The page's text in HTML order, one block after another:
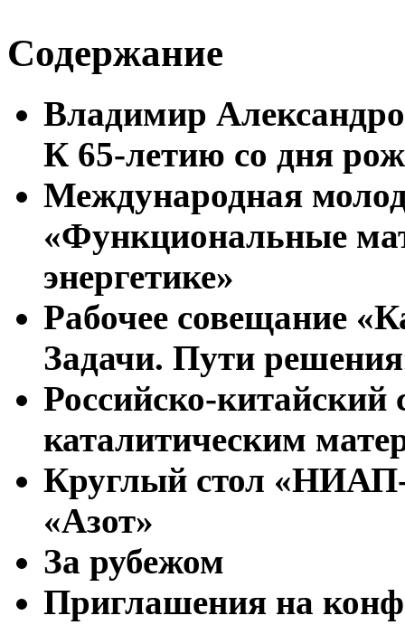
Содержание
Владимир
К 65-летию со дня
Международная
«Функциональные
энергетике»
Рабочее совещание
Задачи. Пути
Российско-
каталитическим
Круглый стол
«Азот»
За рубежом
Приглашения на